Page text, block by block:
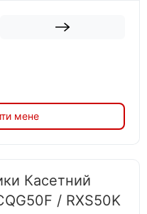
мене
Касетний
/ RXS50K